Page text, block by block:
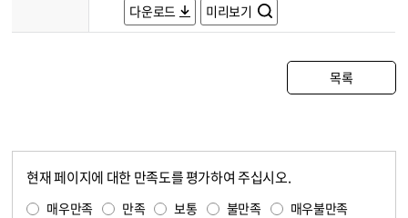
다운로드
미리보기
목록
현재 페이지에 대한 만족도를 평가하여 주십시오.
매우만족 만족 보통 불만족 매우불만족